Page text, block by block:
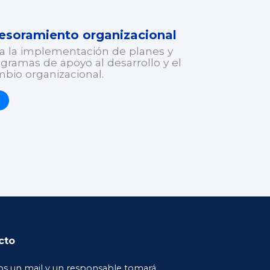
organizacional
la implementación de planes y
de apoyo al desarrollo y el
organizacional.